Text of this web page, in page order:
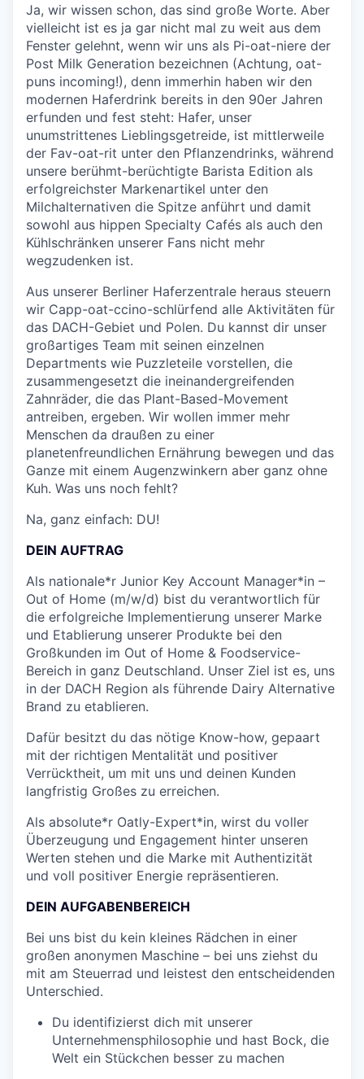
Ja, wir wissen schon, das sind große Worte. Aber
vielleicht ist es ja gar nicht mal zu weit aus dem
Fenster gelehnt, wenn wir uns als Pi-oat-niere der
Post Milk Generation bezeichnen (Achtung, oat-
puns incoming!), denn immerhin haben wir den
modernen Haferdrink bereits in den 90er Jahren
erfunden und fest steht: Hafer, unser
unumstrittenes Lieblingsgetreide, ist mittlerweile
der Fav-oat-rit unter den Pflanzendrinks, während
unsere berühmt-berüchtigte Barista Edition als
erfolgreichster Markenartikel unter den
Milchalternativen die Spitze anführt und damit
sowohl aus hippen Specialty Cafés als auch den
Kühlschränken unserer Fans nicht mehr
wegzudenken ist.
Aus unserer Berliner Haferzentrale heraus steuern
wir Capp-oat-ccino-schlürfend alle Aktivitäten für
das DACH-Gebiet und Polen. Du kannst dir unser
großartiges Team mit seinen einzelnen
Departments wie Puzzleteile vorstellen, die
zusammengesetzt die ineinandergreifenden
Zahnräder, die das Plant-Based-Movement
antreiben, ergeben. Wir wollen immer mehr
Menschen da draußen zu einer
planetenfreundlichen Ernährung bewegen und das
Ganze mit einem Augenzwinkern aber ganz ohne
Kuh. Was uns noch fehlt?
Na, ganz einfach: DU!
DEIN AUFTRAG
Als nationale*r Junior Key Account Manager*in –
Out of Home (m/w/d) bist du verantwortlich für
die erfolgreiche Implementierung unserer Marke
und Etablierung unserer Produkte bei den
Großkunden im Out of Home & Foodservice-
Bereich in ganz Deutschland. Unser Ziel ist es, uns
in der DACH Region als führende Dairy Alternative
Brand zu etablieren.
Dafür besitzt du das nötige Know-how, gepaart
mit der richtigen Mentalität und positiver
Verrücktheit, um mit uns und deinen Kunden
langfristig Großes zu erreichen.
Als absolute*r Oatly-Expert*in, wirst du voller
Überzeugung und Engagement hinter unseren
Werten stehen und die Marke mit Authentizität
und voll positiver Energie repräsentieren.
DEIN AUFGABENBEREICH
Bei uns bist du kein kleines Rädchen in einer
großen anonymen Maschine – bei uns ziehst du
mit am Steuerrad und leistest den entscheidenden
Unterschied.
Du identifizierst dich mit unserer
Unternehmensphilosophie und hast Bock, die
Welt ein Stückchen besser zu machen